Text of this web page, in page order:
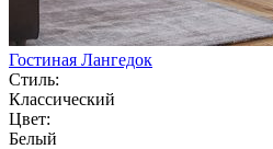
Гостиная Лангедок
Стиль:
Классический
Цвет:
Белый